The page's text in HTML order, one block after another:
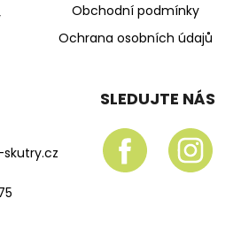
Obchodní podmínky
Ochrana osobních údajů
SLEDUJTE NÁS